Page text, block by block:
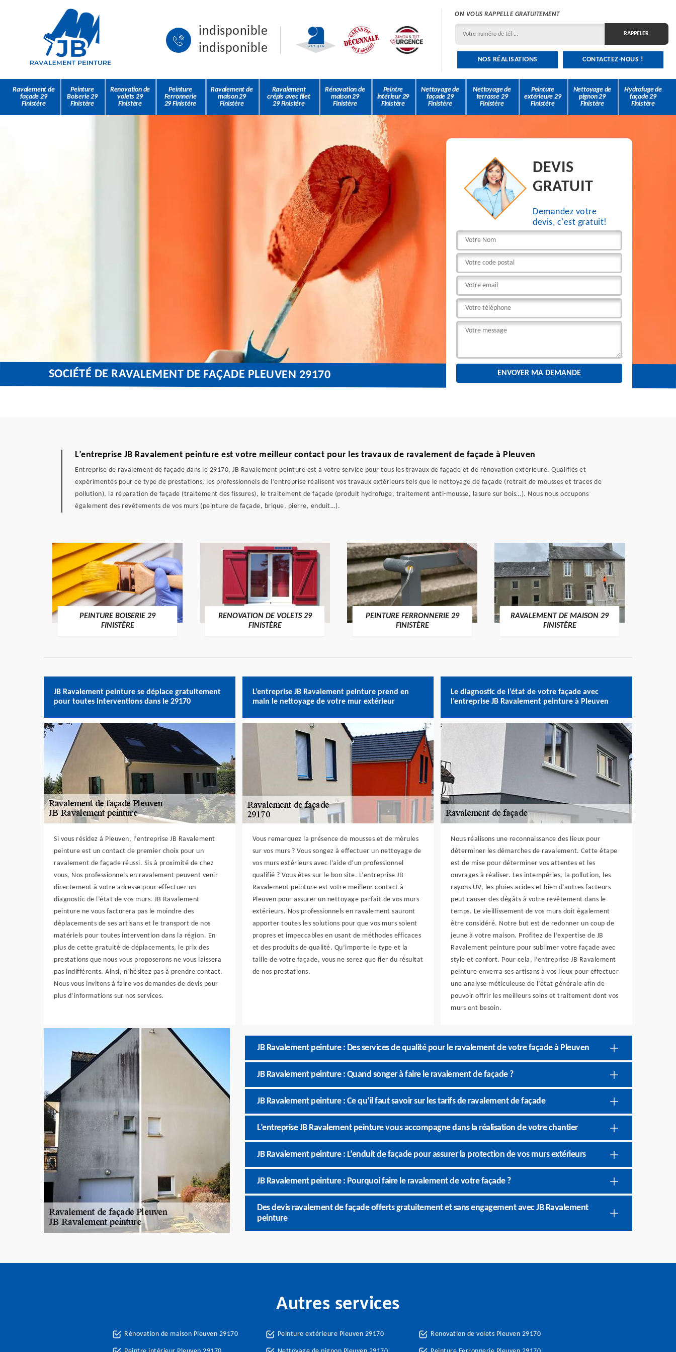
indisponible
indisponible
ON VOUS RAPPELLE GRATUITEMENT
NOS RÉALISATIONS CONTACTEZ-NOUS !
Ravalement de
façade 29
Finistère
Peinture
Boiserie 29
Finistère
Renovation de
volets 29
Finistère
Peinture
Ferronnerie
29 Finistère
Ravalement de
maison 29
Finistère
Ravalement
crépis avec filet
29 Finistère
Rénovation de
maison 29
Finistère
Peintre
intérieur 29
Finistère
Nettoyage de
façade 29
Finistère
Nettoyage de
terrasse 29
Finistère
Peinture
extérieure 29
Finistère
Nettoyage de
pignon 29
Finistère
Hydrofuge de
façade 29
Finistère
DEVIS
GRATUIT
Demandez votre
devis, c'est gratuit!
SOCIÉTÉ DE RAVALEMENT DE FAÇADE PLEUVEN 29170
L’entreprise JB Ravalement peinture est votre meilleur contact pour les travaux de ravalement de façade à Pleuven
Entreprise de ravalement de façade dans le 29170, JB Ravalement peinture est à votre service pour tous les travaux de façade et de rénovation extérieure. Qualifiés et
expérimentés pour ce type de prestations, les professionnels de l’entreprise réalisent vos travaux extérieurs tels que le nettoyage de façade (retrait de mousses et traces de
pollution), la réparation de façade (traitement des fissures), le traitement de façade (produit hydrofuge, traitement anti-mousse, lasure sur bois…). Nous nous occupons
également des revêtements de vos murs (peinture de façade, brique, pierre, enduit…).
PEINTURE BOISERIE 29
FINISTÈRE
RENOVATION DE VOLETS 29
FINISTÈRE
PEINTURE FERRONNERIE 29
FINISTÈRE
RAVALEMENT DE MAISON 29
FINISTÈRE
JB Ravalement peinture se déplace gratuitement
pour toutes interventions dans le 29170
Si vous résidez à Pleuven, l’entreprise JB Ravalement
peinture est un contact de premier choix pour un
ravalement de façade réussi. Sis à proximité de chez
vous, Nos professionnels en ravalement peuvent venir
directement à votre adresse pour effectuer un
diagnostic de l’état de vos murs. JB Ravalement
peinture ne vous facturera pas le moindre des
déplacements de ses artisans et le transport de nos
matériels pour toutes intervention dans la région. En
plus de cette gratuité de déplacements, le prix des
prestations que nous vous proposerons ne vous laissera
pas indifférents. Ainsi, n’hésitez pas à prendre contact.
Nous vous invitons à faire vos demandes de devis pour
plus d’informations sur nos services.
L’entreprise JB Ravalement peinture prend en
main le nettoyage de votre mur extérieur
Vous remarquez la présence de mousses et de mérules
sur vos murs ? Vous songez à effectuer un nettoyage de
vos murs extérieurs avec l’aide d’un professionnel
qualifié ? Vous êtes sur le bon site. L’entreprise JB
Ravalement peinture est votre meilleur contact à
Pleuven pour assurer un nettoyage parfait de vos murs
extérieurs. Nos professionnels en ravalement sauront
apporter toutes les solutions pour que vos murs soient
propres et impeccables en usant de méthodes efficaces
et des produits de qualité. Qu’importe le type et la
taille de votre façade, vous ne serez que fier du résultat
de nos prestations.
Le diagnostic de l’état de votre façade avec
l’entreprise JB Ravalement peinture à Pleuven
Nous réalisons une reconnaissance des lieux pour
déterminer les démarches de ravalement. Cette étape
est de mise pour déterminer vos attentes et les
ouvrages à réaliser. Les intempéries, la pollution, les
rayons UV, les pluies acides et bien d’autres facteurs
peut causer des dégâts à votre revêtement dans le
temps. Le vieillissement de vos murs doit également
être considéré. Notre but est de redonner un coup de
jeune à votre maison. Profitez de l’expertise de JB
Ravalement peinture pour sublimer votre façade avec
style et confort. Pour cela, l’entreprise JB Ravalement
peinture enverra ses artisans à vos lieux pour effectuer
une analyse méticuleuse de l’état générale afin de
pouvoir offrir les meilleurs soins et traitement dont vos
murs ont besoin.
JB Ravalement peinture : Des services de qualité pour le ravalement de votre façade à Pleuven
JB Ravalement peinture : Quand songer à faire le ravalement de façade ?
JB Ravalement peinture : Ce qu’il faut savoir sur les tarifs de ravalement de façade
L’entreprise JB Ravalement peinture vous accompagne dans la réalisation de votre chantier
JB Ravalement peinture : L’enduit de façade pour assurer la protection de vos murs extérieurs
JB Ravalement peinture : Pourquoi faire le ravalement de votre façade ?
Des devis ravalement de façade offerts gratuitement et sans engagement avec JB Ravalement
peinture
Autres services
Rénovation de maison Pleuven 29170 Peinture extérieure Pleuven 29170 Renovation de volets Pleuven 29170